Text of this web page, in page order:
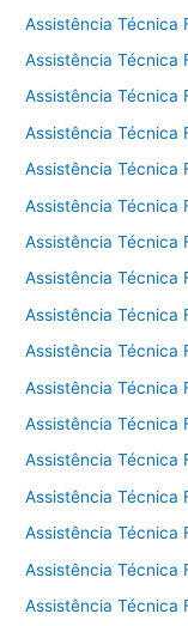
Assistência Técnica
Assistência Técnica
Assistência Técnica
Assistência Técnica
Assistência Técnica
Assistência Técnica
Assistência Técnica
Assistência Técnica
Assistência Técnica
Assistência Técnica
Assistência Técnica
Assistência Técnica
Assistência Técnica
Assistência Técnica
Assistência Técnica
Assistência Técnica
Assistência Técnica